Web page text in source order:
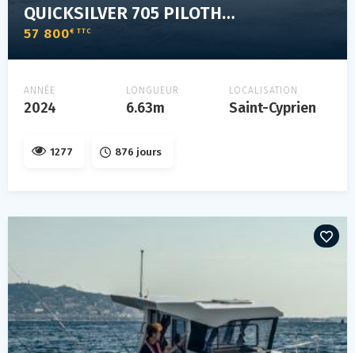
QUICKSILVER 705 PILOTHOUSE NEUF 200 CV DESTOCKAGE
57 800€ TTC
ANNÉE
2024
LONGUEUR
6.63m
LOCALISATION
Saint-Cyprien
1277 876 jours